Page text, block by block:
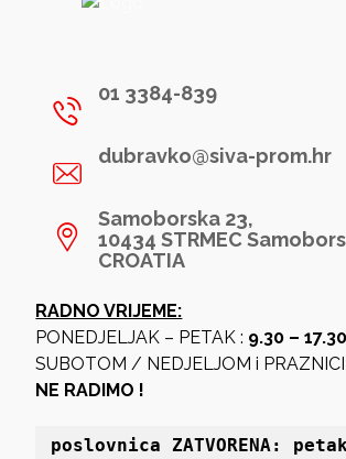
01 3384-839
dubravko@siva-prom.hr
Samoborska 23,
10434 STRMEC
CROATIA
RADNO VRIJEME:
PONEDJELJAK – PETAK : 9.30 – 17.30
SUBOTOM / NEDJELJOM i
NE RADIMO !
poslovnica ZATVORENA: